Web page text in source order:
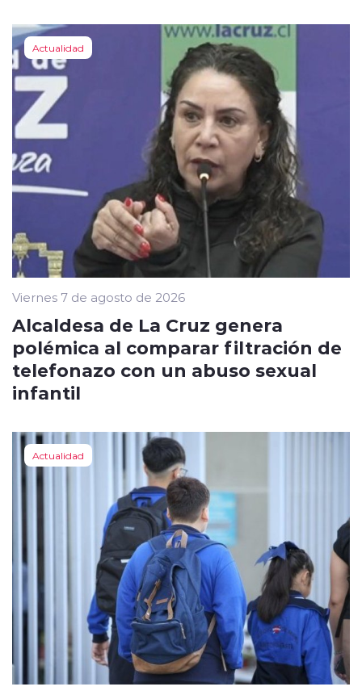
Actualidad
Viernes 7 de agosto de 2026
Alcaldesa de La Cruz genera
polémica al comparar filtración de
telefonazo con un abuso sexual
infantil
Actualidad